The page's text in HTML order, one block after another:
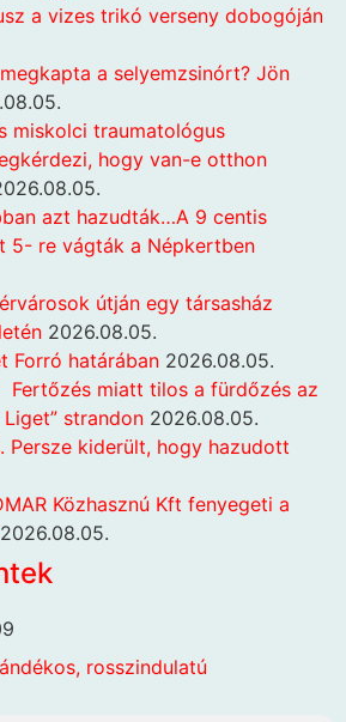
a vizes trikó verseny dobogóján
a selyemzsinórt? Jön
miskolci traumatológus
hogy van-e otthon
azt hazudták…A 9 centis
5- re vágták a Népkertben
útján egy társasház
2026.08.05.
Forró határában 2026.08.05.
Fertőzés miatt tilos a fürdőzés az
strandon 2026.08.05.
Persze kiderült, hogy hazudott
Közhasznú Kft fenyegeti a
2026.08.05.
rosszindulatú